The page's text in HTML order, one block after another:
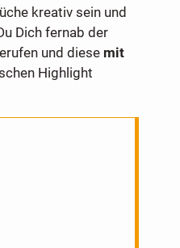
kreativ sein und
Dich fernab der
und diese mit
Highlight